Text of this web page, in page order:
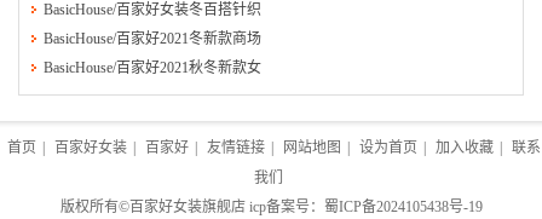
BasicHouse/百家好女装冬百搭针织
BasicHouse/百家好2021冬新款商场
BasicHouse/百家好2021秋冬新款女
首页 百家好女装 百家好 友情链接 网站地图 设为首页 加入收藏
联系
我们
版权所有©百家好女装旗舰店icp备案号： 蜀ICP备2024105438号-19